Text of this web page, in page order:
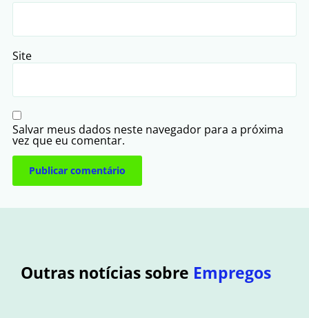
Site
Salvar meus dados neste navegador para a próxima
vez que eu comentar.
Outras notícias sobre Empregos